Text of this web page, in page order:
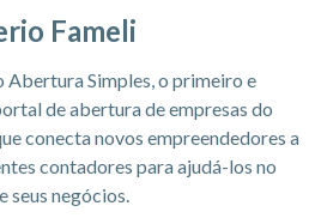
Fameli
Abertura Simples, o primeiro e
de abertura de empresas do
conecta novos empreendedores a
contadores para ajudá-los no
seus negócios.